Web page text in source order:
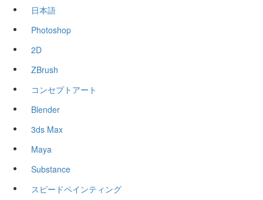
日本語
Photoshop
2D
ZBrush
コンセプトアート
Blender
3ds Max
Maya
Substance
スピードペインティング